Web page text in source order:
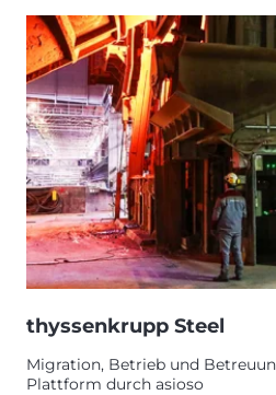
thyssenkrupp Steel
Migration, Betrieb und
Plattform durch asioso